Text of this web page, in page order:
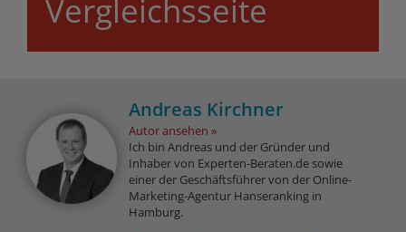
Vergleichsseite
Andreas Kirchner
Autor ansehen
Ich bin Andreas und der Gründer und
Inhaber von Experten-Beraten.de sowie
einer der Geschäftsführer von der Online-
Marketing-Agentur Hanseranking in
Hamburg.